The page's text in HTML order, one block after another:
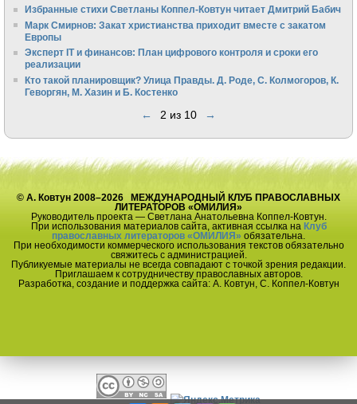
Избранные стихи Светланы Коппел-Ковтун читает Дмитрий Бабич
Марк Смирнов: Закат христианства приходит вместе с закатом
Европы
Эксперт IT и финансов: План цифрового контроля и сроки его
реализации
Кто такой планировщик? Улица Правды. Д. Роде, С. Колмогоров, К.
Геворгян, М. Хазин и Б. Костенко
← 2 из 10 →
© А. Ковтун 2008–2026 МЕЖДУНАРОДНЫЙ КЛУБ ПРАВОСЛАВНЫХ
ЛИТЕРАТОРОВ «ОМИЛИЯ»
Руководитель проекта — Светлана Анатольевна Коппел-Ковтун.
При использования материалов сайта, активная ссылка на Клуб
православных литераторов «ОМИЛИЯ» обязательна.
При необходимости коммерческого использования текстов обязательно
свяжитесь с администрацией.
Публикуемые материалы не всегда совпадают с точкой зрения редакции.
Приглашаем к сотрудничеству православных авторов.
Разработка, создание и поддержка сайта: А. Ковтун, С. Коппел-Ковтун